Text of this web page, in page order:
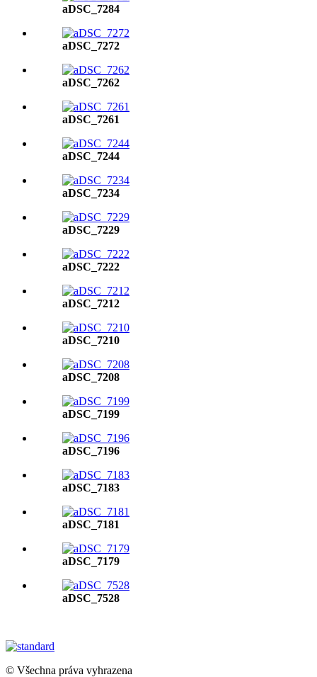
aDSC_7284
aDSC_7272
aDSC_7262
aDSC_7261
aDSC_7244
aDSC_7234
aDSC_7229
aDSC_7222
aDSC_7212
aDSC_7210
aDSC_7208
aDSC_7199
aDSC_7196
aDSC_7183
aDSC_7181
aDSC_7179
aDSC_7528
© Všechna práva vyhrazena